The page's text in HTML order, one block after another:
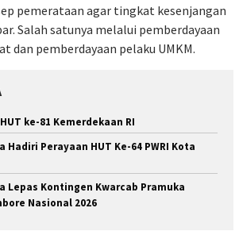
pemerataan agar tingkat kesenjangan
Salah satunya melalui pemberdayaan
dan pemberdayaan pelaku UMKM.
ke-81 Kemerdekaan RI
Hadiri Perayaan HUT Ke-64 PWRI Kota
Lepas Kontingen Kwarcab Pramuka
Nasional 2026